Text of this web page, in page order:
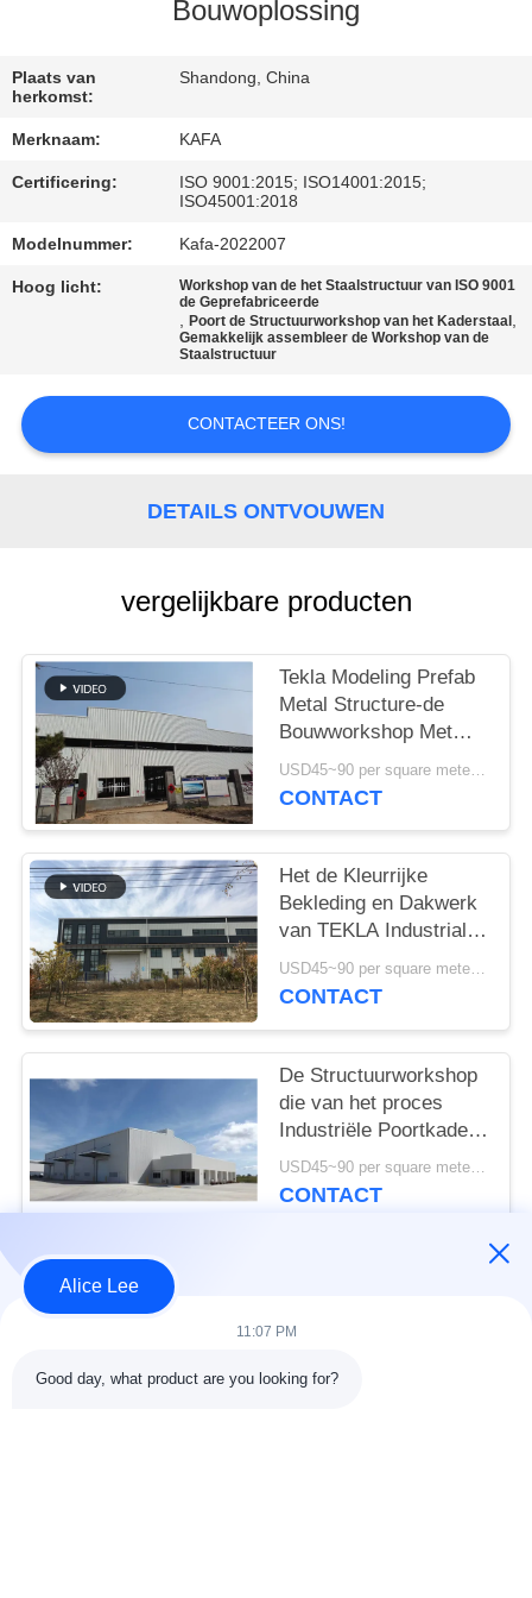
FABRIEKSTOUR
NEEM
CONTACT
OP
NIEUWS
SITEMAP
PRIVACYBELEID
Bouwoplossing
Plaats van
herkomst:
Shandong, China
Merknaam: KAFA
Certificering:
ISO 9001:2015; ISO14001:2015;
ISO45001:2018
Modelnummer: Kafa-2022007
Hoog licht:
Workshop van de het Staalstructuur van ISO 9001
de Geprefabriceerde
,Poort de Structuurworkshop van het Kaderstaal ,
Gemakkelijk assembleer de Workshop van de
Staalstructuur
CONTACTEER ONS!
DETAILS ONTVOUWEN
vergelijkbare producten
Tekla Modeling Prefab
Metal Structure-de
Bouwworkshop Met
hoge weerstand
USD45~90 per square meter MOQ:1000 vierkante meter
CONTACT
Het de Kleurrijke
Bekleding en Dakwerk
van TEKLA Industrial
Metal Workshop
Building
USD45~90 per square meter MOQ:1000 vierkante meter
CONTACT
De Structuurworkshop
die van het proces
Industriële Poortkader
PEB ISO-Norm bouwenUSD45~90 per square meter MOQ:1000 vierkante meter
CONTACT
populaire categorieën
de bouw van de
De Workshop van de
Alice Lee
11:07 PM
Good day, what product are you looking for?